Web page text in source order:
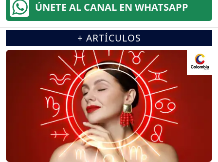
ÚNETE AL CANAL EN WHATSAPP
+ ARTÍCULOS